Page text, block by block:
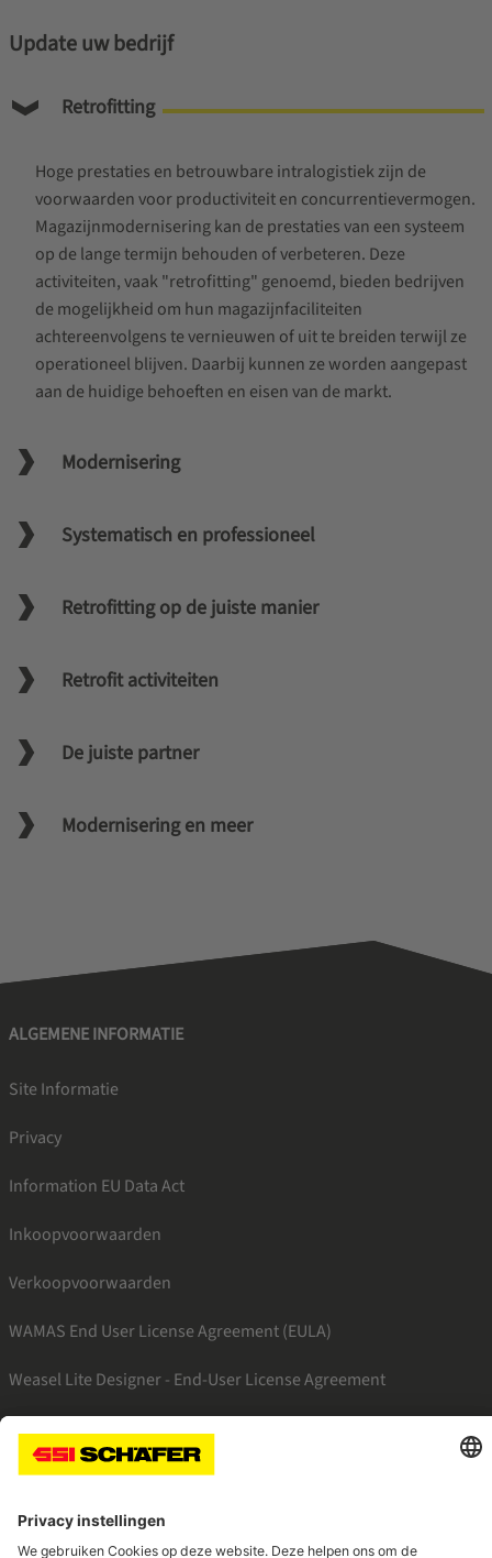
Update uw bedrijf
Retrofitting
Hoge prestaties en betrouwbare intralogistiek zijn de
voorwaarden voor productiviteit en concurrentievermogen.
Magazijnmodernisering kan de prestaties van een systeem
op de lange termijn behouden of verbeteren. Deze
activiteiten, vaak "retrofitting" genoemd, bieden bedrijven
de mogelijkheid om hun magazijnfaciliteiten
achtereenvolgens te vernieuwen of uit te breiden terwijl ze
operationeel blijven. Daarbij kunnen ze worden aangepast
aan de huidige behoeften en eisen van de markt.
Modernisering
Systematisch en professioneel
Retrofitting op de juiste manier
Retrofit activiteiten
De juiste partner
Modernisering en meer
ALGEMENE INFORMATIE
Site Informatie
Privacy
Information EU Data Act
Inkoopvoorwaarden
Verkoopvoorwaarden
WAMAS End User License Agreement (EULA)
Weasel Lite Designer - End-User License Agreement